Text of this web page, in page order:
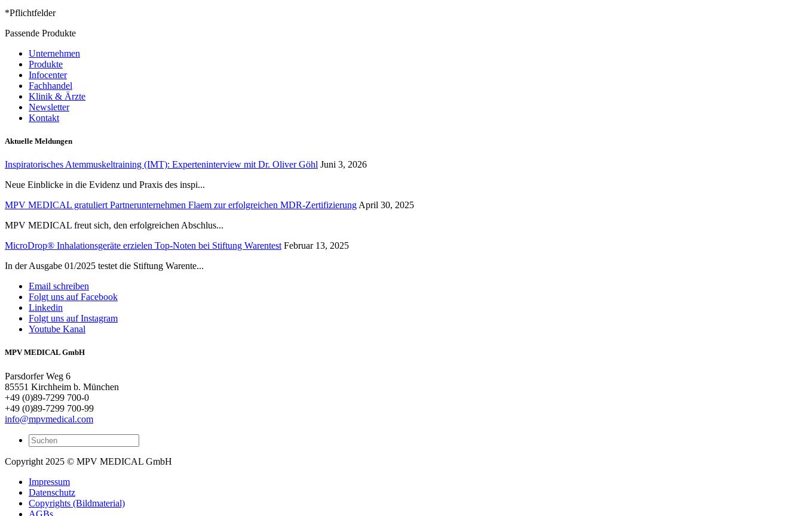
*Pflichtfelder
Passende Produkte
Unternehmen
Produkte
Infocenter
Fachhandel
Klinik & Ärzte
Newsletter
Kontakt
Aktuelle Meldungen
Inspiratorisches Atemmuskeltraining (IMT): Experteninterview mit Dr. Oliver Göhl Juni 3, 2026
Neue Einblicke in die Evidenz und Praxis des inspi...
MPV MEDICAL gratuliert Partnerunternehmen Flaem zur erfolgreichen MDR-Zertifizierung April 30, 2025
MPV MEDICAL freut sich, den erfolgreichen Abschlus...
MicroDrop® Inhalationsgeräte erzielen Top-Noten bei Stiftung Warentest Februar 13, 2025
In der Ausgabe 01/2025 testet die Stiftung Warente...
Email schreiben
Folgt uns auf Facebook
Linkedin
Folgt uns auf Instagram
Youtube Kanal
MPV MEDICAL GmbH
Parsdorfer Weg 6
85551 Kirchheim b. München
+49 (0)89-7299 700-0
+49 (0)89-7299 700-99
info@mpvmedical.com
Copyright 2025 © MPV MEDICAL GmbH
Impressum
Datenschutz
Copyrights (Bildmaterial)
AGBs